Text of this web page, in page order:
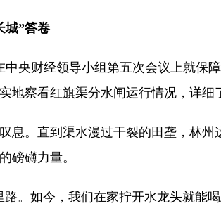
”答卷
财经领导小组第五次会议上就保障
地察看红旗渠分水闸运行情况，详
。直到渠水漫过干裂的田垄，林州
磅礴力量。
如今，我们在家拧开水龙头就能